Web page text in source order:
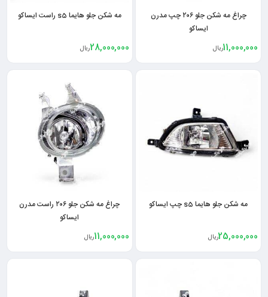
چراغ مه شکن جلو ۲۰۶ چپ مدرن
ایساکو
11,000,000ریال
مه شکن جلو هایما s5 راست ایساکو
28,000,000ریال
مه شکن جلو هایما s5 چپ ایساکو
25,000,000ریال
چراغ مه شکن جلو ۲۰۶ راست مدرن
ایساکو
11,000,000ریال